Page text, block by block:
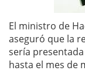
El ministro de
aseguró que la
sería
hasta el mes de